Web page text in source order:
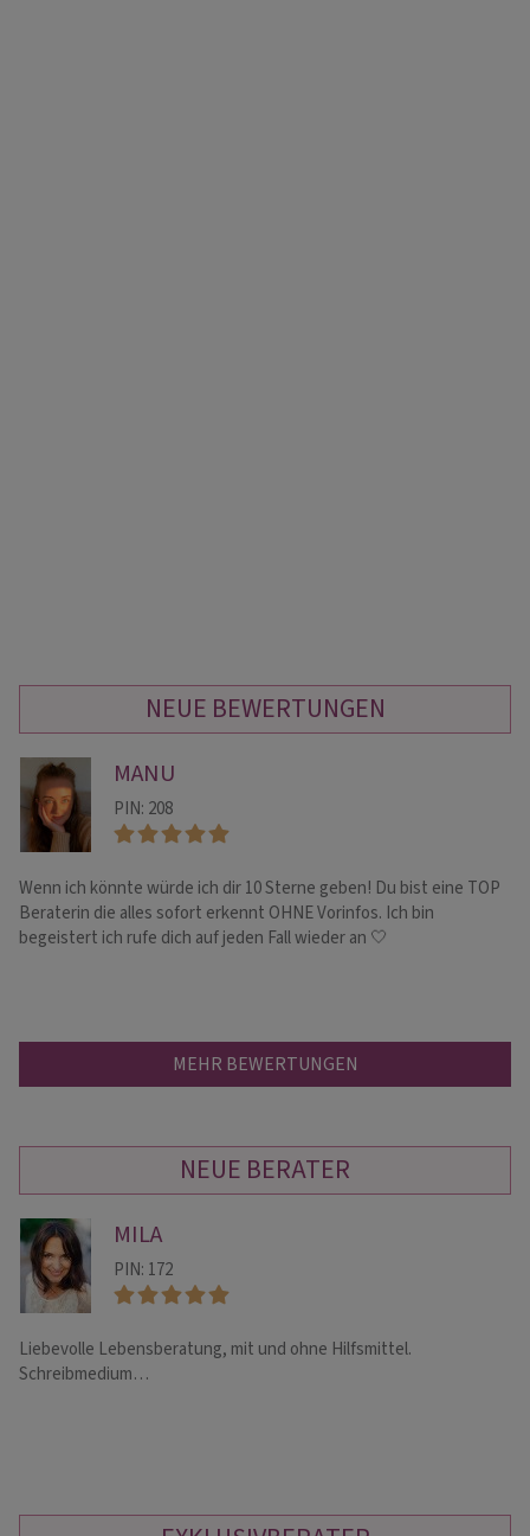
NEUE BEWERTUNGEN
MANU
PIN: 208
Wenn ich könnte würde ich dir 10 Sterne geben! Du bist eine TOP
Beraterin die alles sofort erkennt OHNE Vorinfos. Ich bin
begeistert ich rufe dich auf jeden Fall wieder an 🤍
MEHR BEWERTUNGEN
NEUE BERATER
MILA
PIN: 172
Liebevolle Lebensberatung, mit und ohne Hilfsmittel.
Schreibmedium…